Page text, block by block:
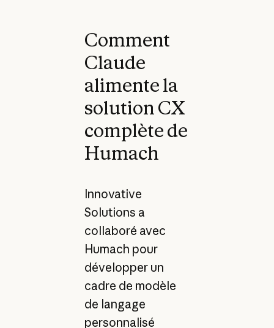
Comment
Claude
alimente la
solution CX
complète de
Humach
Innovative
Solutions a
collaboré avec
Humach pour
développer un
cadre de modèle
de langage
personnalisé